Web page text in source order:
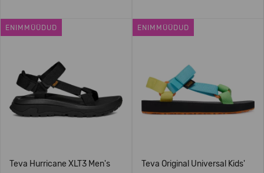
ENIMMÜÜDUD
Teva Hurricane XLT3 Men's
ENIMMÜÜDUD
Teva Original Universal Kids'